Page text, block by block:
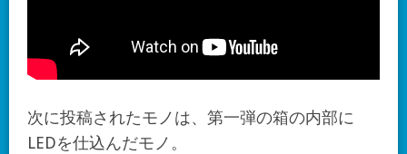
次に投稿されたモノは、第一弾の箱の内部に
LEDを仕込んだモノ。